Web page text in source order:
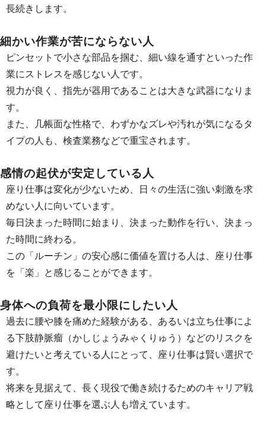
長続きします。
細かい作業が苦にならない人
ピンセットで小さな部品を掴む、細い線を通すといった作
業にストレスを感じない人です。
視力が良く、指先が器用であることは大きな武器になりま
す。
また、几帳面な性格で、わずかなズレや汚れが気になるタ
イプの人も、検査業務などで重宝されます。
感情の起伏が安定している人
座り仕事は変化が少ないため、日々の生活に強い刺激を求
めない人に向いています。
毎日決まった時間に始まり、決まった動作を行い、決まっ
た時間に終わる。
この「ルーチン」の安心感に価値を置ける人は、座り仕事
を「楽」と感じることができます。
身体への負荷を最小限にしたい人
過去に腰や膝を痛めた経験がある、あるいは立ち仕事によ
る下肢静脈瘤（かしじょうみゃくりゅう）などのリスクを
避けたいと考えている人にとって、座り仕事は賢い選択で
す。
将来を見据えて、長く現役で働き続けるためのキャリア戦
略として座り仕事を選ぶ人も増えています。